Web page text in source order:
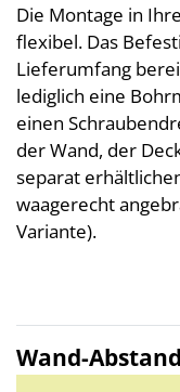
Die Montage in
flexibel. Das
Lieferumfang
lediglich eine
einen
der Wand, der
separat
waagerecht
Variante).
Wand-